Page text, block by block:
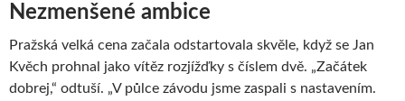
Nezmenšené ambice
Pražská velká cena začala odstartovala skvěle, když se Jan
Kvěch prohnal jako vítěz rozjížďky s číslem dvě. „Začátek
dobrej,“ odtuší. „V půlce závodu jsme zaspali s nastavením.